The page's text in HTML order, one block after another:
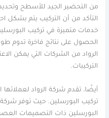
من التحضير الجيد للأسطح
التأكد من أن التركيب يتم بشكل
خدمات متميزة في تركيب
الحصول على نتائج فاخرة تدوم
الرواد من الشركات التي يمكن
التركيبات.
أيضًا، تقدم شركة الرواد لعملائها
تركيب البورسلين. حيث توفر
البورسلين ذات التصميمات